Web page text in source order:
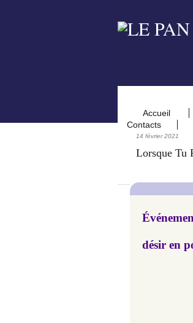
Accueil
Contacts
14 février 2021
Lorsque Tu
désir en